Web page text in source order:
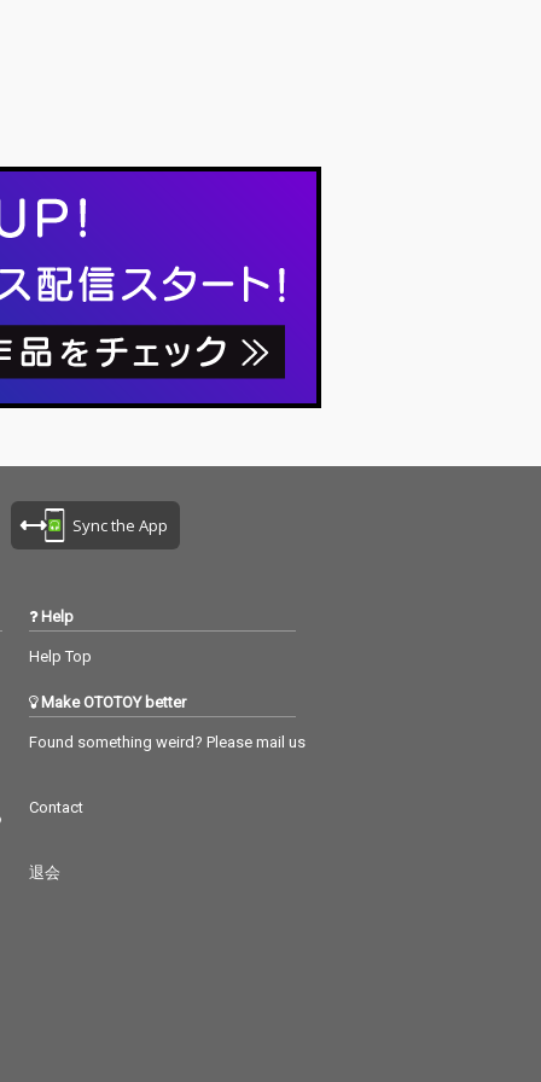
Sync the App
Help
Help Top
Make OTOTOY better
Found something weird? Please mail us
Contact
退会